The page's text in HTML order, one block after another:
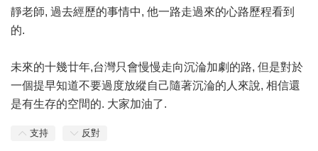
靜老師, 過去經歷的事情中, 他一路走過來的心路歷程看到
的.
未來的十幾廿年,台灣只會慢慢走向沉淪加劇的路, 但是對於
一個提早知道不要過度放縱自己隨著沉淪的人來說, 相信還
是有生存的空間的. 大家加油了.
支持 反對